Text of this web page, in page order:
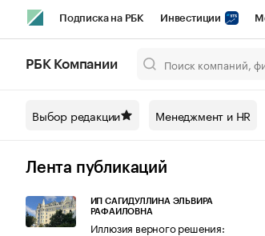
Подписка на РБК Инвестиции
Спецпроекты СПб Конференции СПб
Технологии и медиа
РБК Компании
Выбор редакции Менеджмент и HR
Лента публикаций
ИП САГИДУЛЛИНА ЭЛЬВИРА
РАФАИЛОВНА
Иллюзия верного решения: